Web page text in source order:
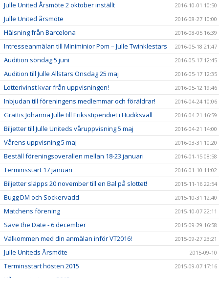
Julle United Årsmöte 2 oktober inställt 2016-10-01 10:50
Julle United årsmöte 2016-08-27 10:00
Hälsning från Barcelona 2016-08-05 16:39
Intresseanmälan till Miniminior Pom – Julle Twinklestars 2016-05-18 21:47
Audition söndag 5 juni 2016-05-17 12:45
Audition till Julle Allstars Onsdag 25 maj 2016-05-17 12:35
Lotterivinst kvar från uppvisningen! 2016-05-12 19:46
Inbjudan till föreningens medlemmar och föräldrar! 2016-04-24 10:06
Grattis Johanna Julle till Eriksstipendiet i Hudiksvall 2016-04-21 16:59
Biljetter till Julle Uniteds våruppvisning 5 maj 2016-04-21 14:00
Vårens uppvisning 5 maj 2016-03-31 10:20
Beställ föreningsoverallen mellan 18-23 januari 2016-01-15 08:58
Terminsstart 17 januari 2016-01-10 11:02
Biljetter släpps 20 november till en Bal på slottet! 2015-11-16 22:54
Bugg DM och Sockervadd 2015-10-31 12:40
Matchens förening 2015-10-07 22:11
Save the Date - 6 december 2015-09-29 16:58
Välkommen med din anmälan inför VT2016! 2015-09-27 23:21
Julle Uniteds Årsmöte 2015-09-10
Terminsstart hösten 2015 2015-09-07 17:16
Våruppvisningen 2015